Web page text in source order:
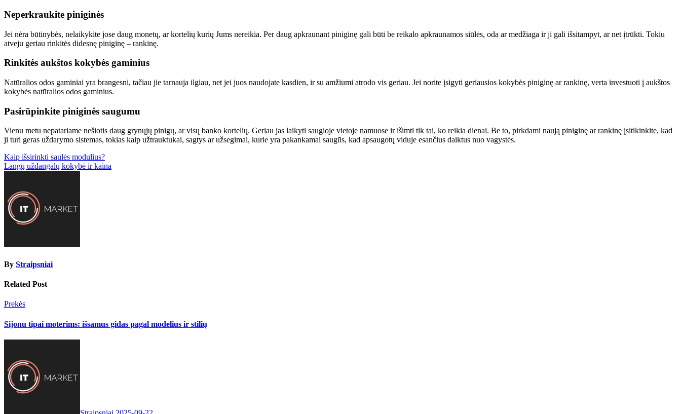
Neperkraukite piniginės
Jei nėra būtinybės, nelaikykite jose daug monetų, ar kortelių kurių Jums nereikia. Per daug apkraunant piniginę gali būti be reikalo apkraunamos siūlės, oda ar medžiaga ir ji gali išsitampyt, ar net įtrūkti. Tokiu
atveju geriau rinkitės didesnę piniginę – rankinę.
Rinkitės aukštos kokybės gaminius
Natūralios odos gaminiai yra brangesni, tačiau jie tarnauja ilgiau, net jei juos naudojate kasdien, ir su amžiumi atrodo vis geriau. Jei norite įsigyti geriausios kokybės piniginę ar rankinę, verta investuoti į aukštos
kokybės natūralios odos gaminius.
Pasirūpinkite piniginės saugumu
Vienu metu nepatariame nešiotis daug grynųjų pinigų, ar visų banko kortelių. Geriau jas laikyti saugioje vietoje namuose ir išimti tik tai, ko reikia dienai. Be to, pirkdami naują piniginę ar rankinę įsitikinkite, kad
ji turi geras uždarymo sistemas, tokias kaip užtrauktukai, sagtys ar užsegimai, kurie yra pakankamai saugūs, kad apsaugotų viduje esančius daiktus nuo vagystės.
Navigacija
tarp
Kaip išsirinkti saulės modulius?
Langų uždangalų kokybė ir kaina
By Straipsniai
Related Post
Prekės
Sijonu tipai moterims: išsamus gidas pagal modelius ir stilių